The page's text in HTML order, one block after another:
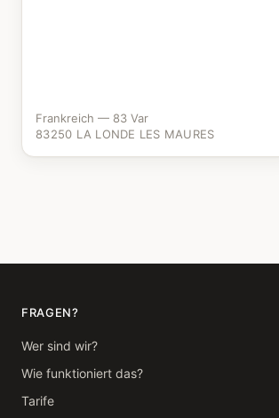
Frankreich — 83 Var
83250 LA LONDE LES MAURES
FRAGEN?
Wer sind wir?
Wie funktioniert das?
Tarife